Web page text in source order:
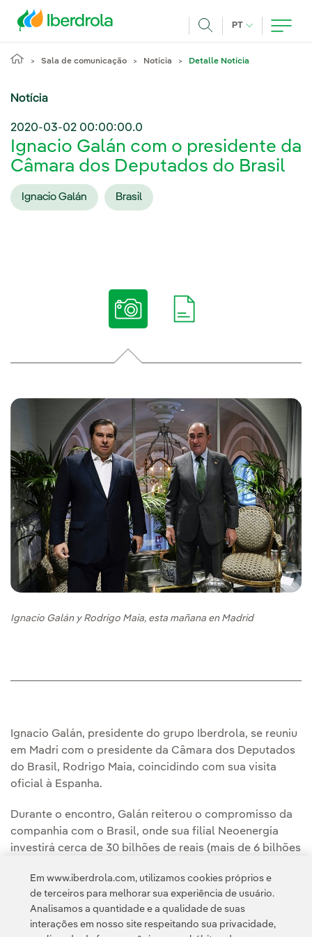
PT IDIOMA ATUAL,
Sala de comunicação Notícia Detalle Notícia
Notícia
2020-03-02 00:00:00.0
Ignacio Galán com o presidente da
Câmara dos Deputados do Brasil
Ignacio Galán Brasil
Ignacio Galán y Rodrigo Maia, esta mañana en Madrid
Ignacio Galán, presidente do grupo Iberdrola, se reuniu
em Madri com o presidente da Câmara dos Deputados
do Brasil, Rodrigo Maia, coincidindo com sua visita
oficial à Espanha.
Durante o encontro, Galán reiterou o compromisso da
companhia com o Brasil, onde sua filial Neoenergia
investirá cerca de 30 bilhões de reais (mais de 6 bilhões
objetivo de seguir crescendo, principalmente nas áreas
de energias renováveis e redes elétricas.
Em www.iberdrola.com, utilizamos cookies próprios e
de terceiros para melhorar sua experiência de usuário.
Analisamos a quantidade e a qualidade de suas
interações em nosso site respeitando sua privacidade,